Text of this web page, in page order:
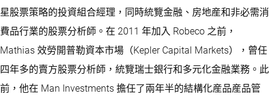
星股票策略的投資組合經理，同時統覽金融、房地産和非必需消
費品行業的股票分析師。在 2011 年加入 Robeco 之前，
Mathias 效勞開普勒資本市場（Kepler Capital Markets），曾任
四年多的賣方股票分析師，統覽瑞士銀行和多元化金融業務。此
前，他在 Man Investments 擔任了兩年半的結構化産品産品管